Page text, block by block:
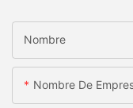
Nombre
Nombre De